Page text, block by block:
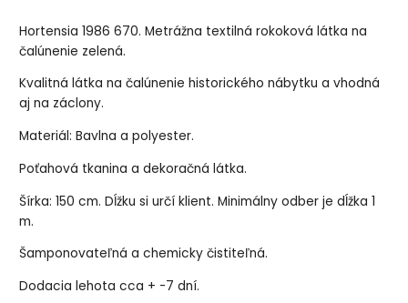
Hortensia 1986 670. Metrážna textilná rokoková látka na
čalúnenie zelená.
Kvalitná látka na čalúnenie historického nábytku a vhodná
aj na záclony.
Materiál: Bavlna a polyester.
Poťahová tkanina a dekoračná látka.
Šírka: 150 cm. Dĺžku si určí klient. Minimálny odber je dĺžka 1
m.
Šamponovateľná a chemicky čistiteľná.
Dodacia lehota cca + -7 dní.